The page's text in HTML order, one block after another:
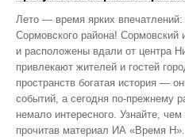
Лето — время ярких впечатлений:
Сормовского района! Сормовский
и расположены вдали от центра
привлекают жителей и гостей
пространств богатая история —
событий, а сегодня по‑прежнему
немало интересного. Узнайте,
прочитав материал ИА «Время Н».